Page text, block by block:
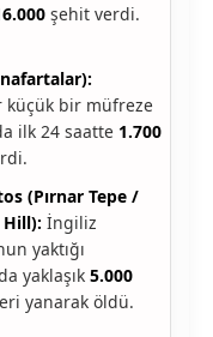
şehit verdi.
bir müfreze
ilk 24 saatte 1.700
(Pırnar Tepe /
İngiliz
yaktığı
yaklaşık 5.000
yanarak öldü.